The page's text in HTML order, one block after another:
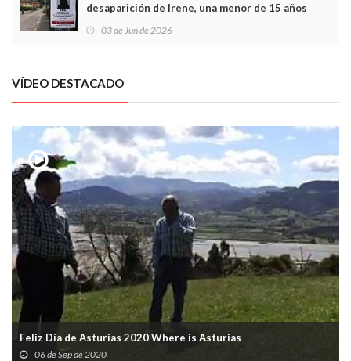
desaparición de Irene, una menor de 15 años
03 de Jun de 2026
VÍDEO DESTACADO
Feliz Día de Asturias 2020 Where is Asturias
06 de Sep de 2020